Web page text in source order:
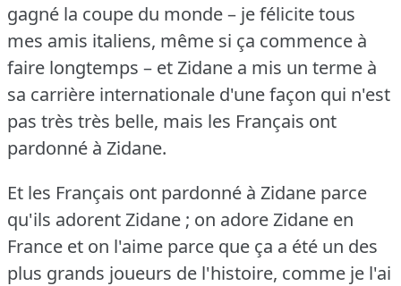
gagné la coupe du monde – je félicite tous
mes amis italiens, même si ça commence à
faire longtemps – et Zidane a mis un terme à
sa carrière internationale d'une façon qui n'est
pas très très belle, mais les Français ont
pardonné à Zidane.
Et les Français ont pardonné à Zidane parce
qu'ils adorent Zidane ; on adore Zidane en
France et on l'aime parce que ça a été un des
plus grands joueurs de l'histoire, comme je l'ai